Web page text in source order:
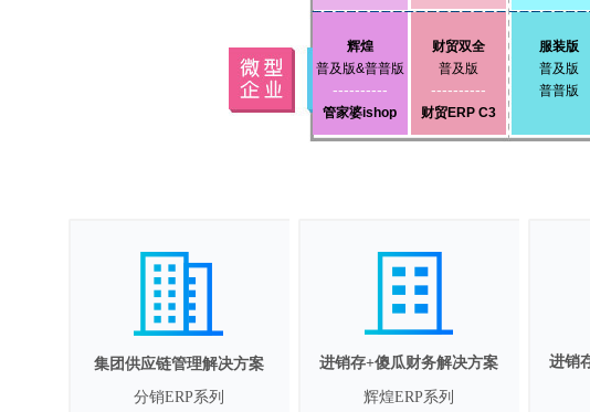
辉煌
普及版&普普版
----------
管家婆ishop
财贸双全
普及版
----------
财贸ERP C3
服装版
普及版
普普版
集团供应链管理解决方案
分销ERP系列
进销存+傻瓜财务解决方案
辉煌ERP系列
进销